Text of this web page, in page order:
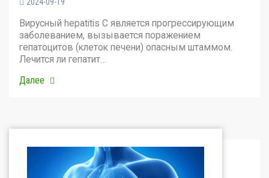
Вирусный hepatitis C является прогрессирующим
заболеванием, вызывается поражением
гепатоцитов (клеток печени) опасным штаммом.
Лечится ли гепатит…
Далее